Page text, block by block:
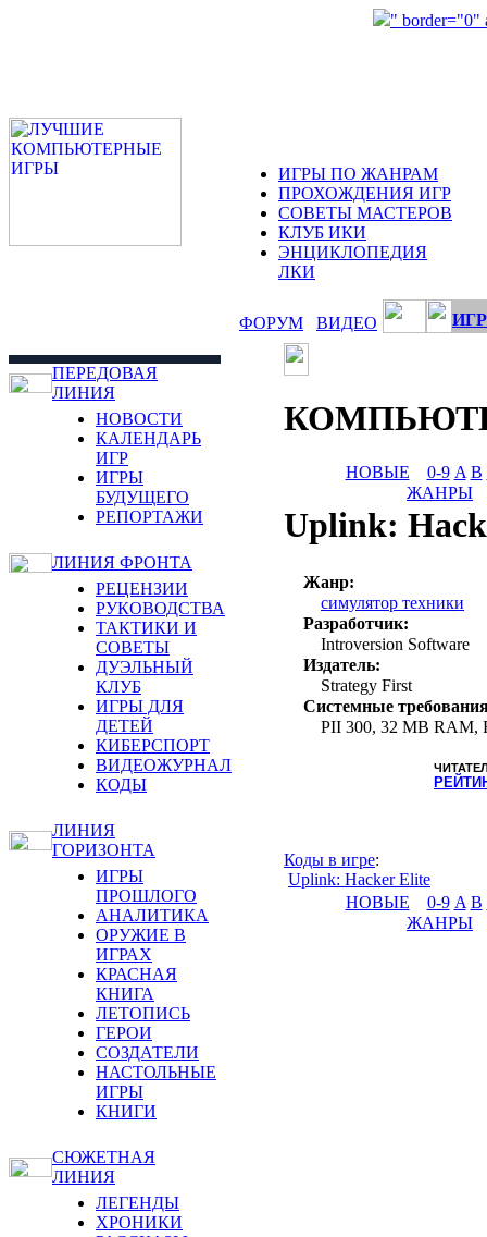
" border="0"
ИГРЫ ПО ЖАНРАМ
ПРОХОЖДЕНИЯ ИГР
СОВЕТЫ МАСТЕРОВ
КЛУБ ИКИ
ЭНЦИКЛОПЕДИЯ
ЛКИ
ФОРУМ ВИДЕО
ПЕРЕДОВАЯ
ЛИНИЯ
НОВОСТИ
КАЛЕНДАРЬ
ИГР
ИГРЫ
БУДУЩЕГО
РЕПОРТАЖИ
ЛИНИЯ ФРОНТА
РЕЦЕНЗИИ
РУКОВОДСТВА
ТАКТИКИ И
СОВЕТЫ
ДУЭЛЬНЫЙ
КЛУБ
ИГРЫ ДЛЯ
ДЕТЕЙ
КИБЕРСПОРТ
ВИДЕОЖУРНАЛ
КОДЫ
ЛИНИЯ
ГОРИЗОНТА
ИГРЫ
ПРОШЛОГО
АНАЛИТИКА
ОРУЖИЕ В
ИГРАХ
КРАСНАЯ
КНИГА
ЛЕТОПИСЬ
ГЕРОИ
СОЗДАТЕЛИ
НАСТОЛЬНЫЕ
ИГРЫ
КНИГИ
СЮЖЕТНАЯ
ЛИНИЯ
ЛЕГЕНДЫ
ХРОНИКИ
НОВЫЕ 0-9 A B
ЖАНРЫ
Uplink:
Жанр:
симулятор техники
Разработчик:
Introversion Software
Издатель:
Strategy First
Системные
PII 300, 32 MB RAM,
Коды в игре:
Uplink: Hacker Elite
НОВЫЕ
0-9 A B
ЖАНРЫ